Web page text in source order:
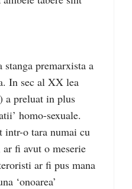
premarxista a
In sec al XX lea
a preluat in plus
homo-sexuale.
intr-o tara numai cu
fi avut o meserie
ar fi pus mana
‘onoarea’